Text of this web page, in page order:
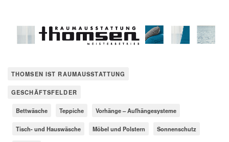
THOMSEN IST RAUMAUSSTATTUNG
GESCHÄFTSFELDER
Bettwäsche Teppiche Vorhänge – Aufhängesysteme
Tisch- und Hauswäsche Möbel und Polstern Sonnenschutz